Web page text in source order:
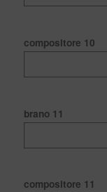
compositore 10
brano 11
compositore 11